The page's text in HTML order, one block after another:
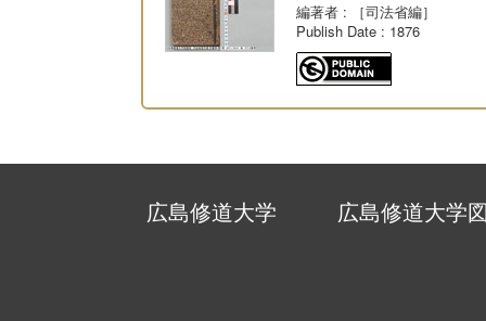
編著者 : ［司法省編］
Publish Date : 1876
広島修道大学 広島修道大学